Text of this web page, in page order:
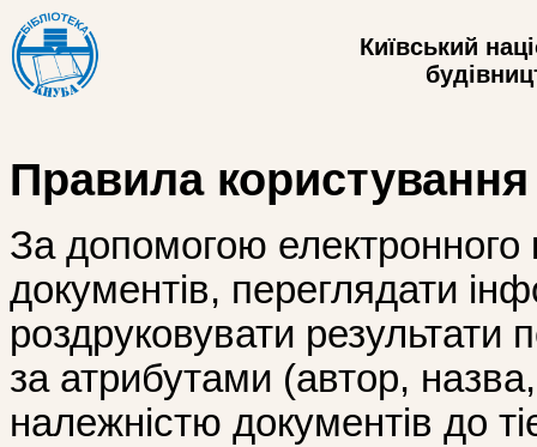
Київський
Правила
За допомогою
документів, переглядати
роздруковувати
за атрибутами (автор, назва,
належністю документів до